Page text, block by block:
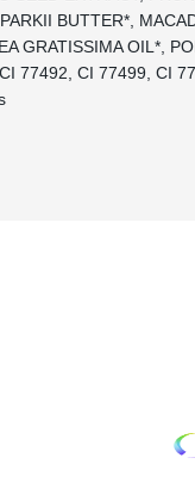
BUTTER*,
GRATISSIMA OIL*,
77492, CI 77499, CI